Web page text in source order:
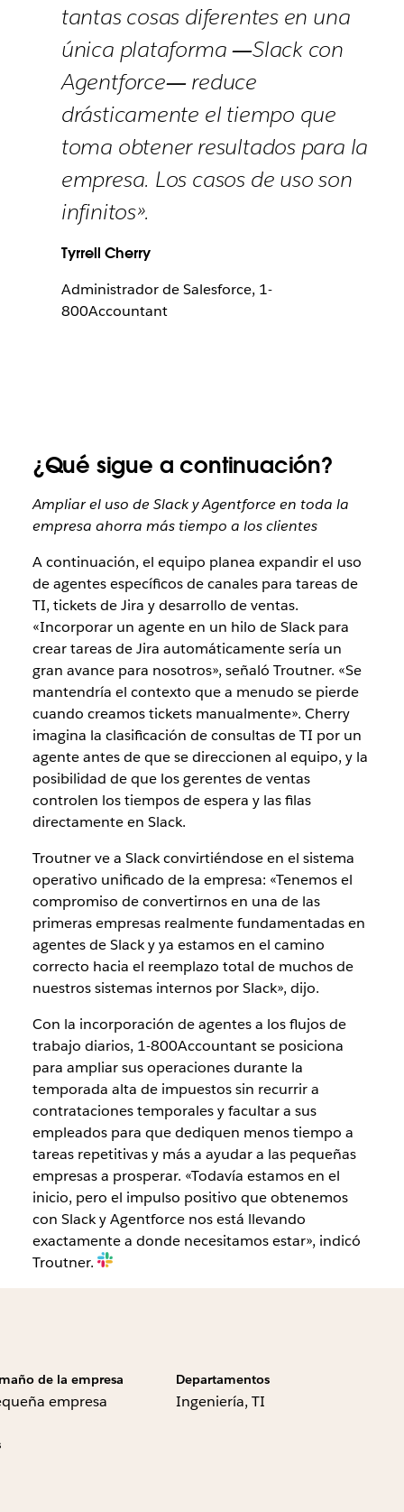
tantas cosas diferentes en una
única plataforma ―Slack con
Agentforce― reduce
drásticamente el tiempo que
toma obtener resultados para la
empresa. Los casos de uso son
infinitos».
Tyrrell Cherry
Administrador de Salesforce, 1-
800Accountant
¿Qué sigue a continuación?
Ampliar el uso de Slack y Agentforce en toda la
empresa ahorra más tiempo a los clientes
A continuación, el equipo planea expandir el uso
de agentes específicos de canales para tareas de
TI, tickets de Jira y desarrollo de ventas.
«Incorporar un agente en un hilo de Slack para
crear tareas de Jira automáticamente sería un
gran avance para nosotros», señaló Troutner. «Se
mantendría el contexto que a menudo se pierde
cuando creamos tickets manualmente». Cherry
imagina la clasificación de consultas de TI por un
agente antes de que se direccionen al equipo, y la
posibilidad de que los gerentes de ventas
controlen los tiempos de espera y las filas
directamente en Slack.
Troutner ve a Slack convirtiéndose en el sistema
operativo unificado de la empresa: «Tenemos el
compromiso de convertirnos en una de las
primeras empresas realmente fundamentadas en
agentes de Slack y ya estamos en el camino
correcto hacia el reemplazo total de muchos de
nuestros sistemas internos por Slack», dijo.
Con la incorporación de agentes a los flujos de
trabajo diarios, 1-800Accountant se posiciona
para ampliar sus operaciones durante la
temporada alta de impuestos sin recurrir a
contrataciones temporales y facultar a sus
empleados para que dediquen menos tiempo a
tareas repetitivas y más a ayudar a las pequeñas
empresas a prosperar. «Todavía estamos en el
inicio, pero el impulso positivo que obtenemos
con Slack y Agentforce nos está llevando
exactamente a donde necesitamos estar», indicó
Troutner.
de la empresa
empresa
Departamentos
Ingeniería, TI